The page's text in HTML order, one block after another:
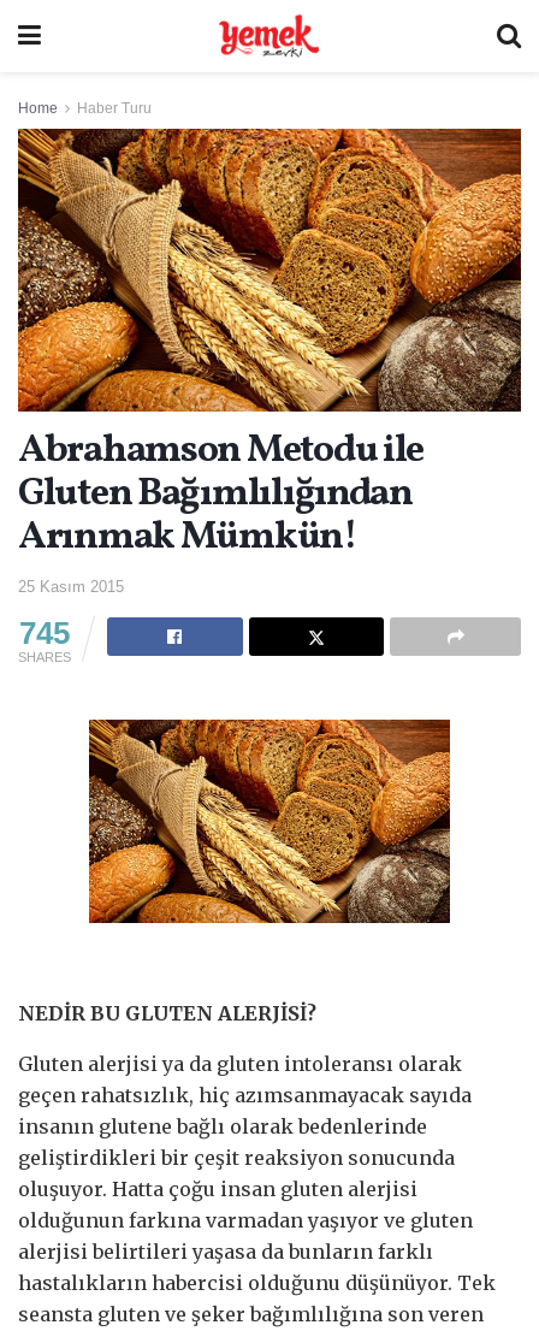
Home Haber Turu
Abrahamson Metodu ile
Gluten Bağımlılığından
Arınmak Mümkün!
25 Kasım 2015
745
SHARES
NEDİR BU GLUTEN ALERJİSİ?
Gluten alerjisi ya da gluten intoleransı olarak
geçen rahatsızlık, hiç azımsanmayacak sayıda
insanın glutene bağlı olarak bedenlerinde
geliştirdikleri bir çeşit reaksiyon sonucunda
oluşuyor. Hatta çoğu insan gluten alerjisi
olduğunun farkına varmadan yaşıyor ve gluten
alerjisi belirtileri yaşasa da bunların farklı
hastalıkların habercisi olduğunu düşünüyor. Tek
seansta gluten ve şeker bağımlılığına son veren